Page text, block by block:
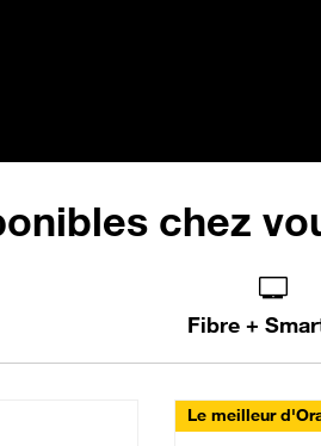
chez
Fibre +
Le meilleur